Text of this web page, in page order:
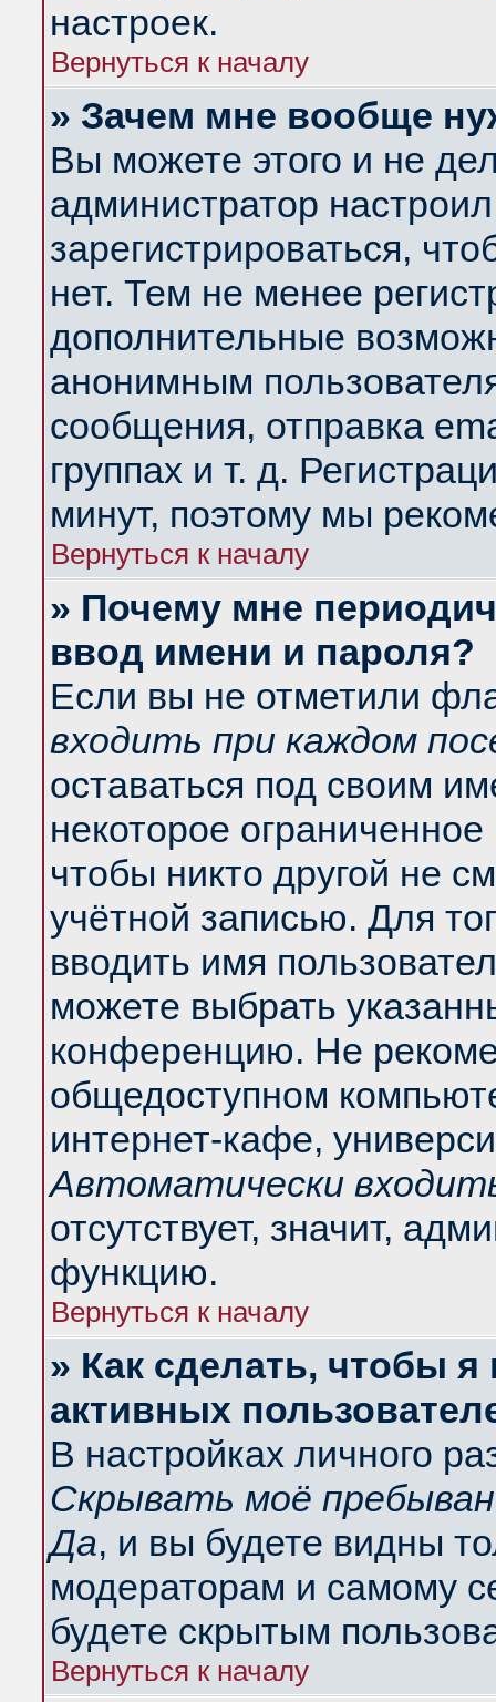
настроек.
Вернуться к началу
» Зачем мне вообще
Вы можете этого и не
администратор
зарегистрироваться,
нет. Тем не менее
дополнительные
анонимным
сообщения, отправка
группах и т. д.
минут, поэтому мы
Вернуться к началу
» Почему мне
ввод имени и пароля?
Если вы не отметили
входить при каждом
оставаться под своим
некоторое
чтобы никто другой не
учётной записью. Для
вводить имя
можете выбрать
конференцию. Не
общедоступном
интернет-кафе,
Автоматически
отсутствует, значит,
функцию.
Вернуться к началу
» Как сделать, чтобы
активных
В настройках личного
Скрывать моё
Да, и вы будете видны
модераторам и самому
будете скрытым
Вернуться к началу